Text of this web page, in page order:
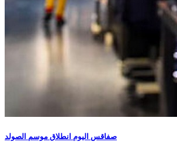
صفاقس اليوم انطلاق موسم الصولد